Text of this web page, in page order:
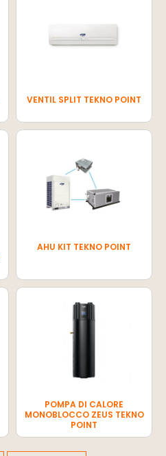
VENTIL SPLIT TEKNO POINT
AHU KIT TEKNO POINT
POMPA DI CALORE
MONOBLOCCO ZEUS TEKNO
POINT